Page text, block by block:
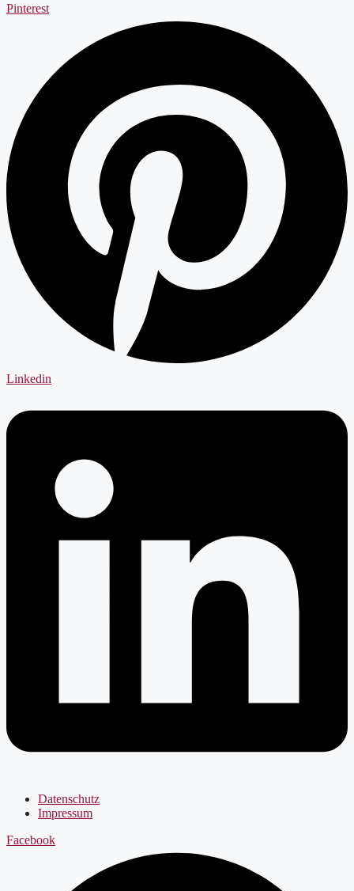
Pinterest
Linkedin
Datenschutz
Impressum
Facebook